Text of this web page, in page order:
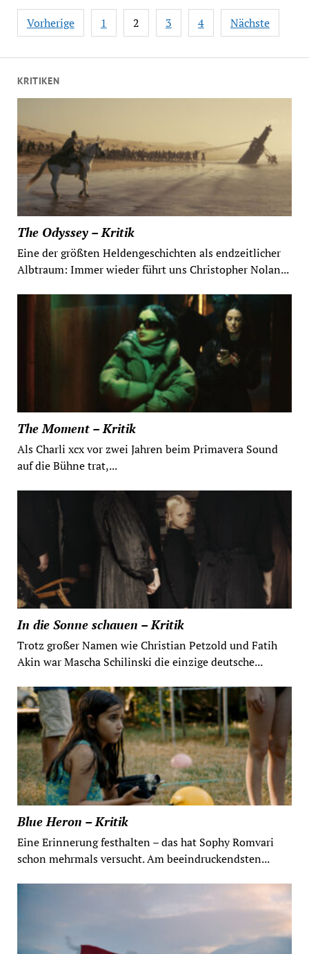
KRITIKEN
The Odyssey – Kritik
Eine der größten Heldengeschichten als endzeitlicher
Albtraum: Immer wieder führt uns Christopher Nolan...
The Moment – Kritik
Als Charli xcx vor zwei Jahren beim Primavera Sound
auf die Bühne trat,...
In die Sonne schauen – Kritik
Trotz großer Namen wie Christian Petzold und Fatih
Akin war Mascha Schilinski die einzige deutsche...
Blue Heron – Kritik
Eine Erinnerung festhalten – das hat Sophy Romvari
schon mehrmals versucht. Am beeindruckendsten...
Seitennummerierung
der
Vorherige 1 2 3 4 Nächste